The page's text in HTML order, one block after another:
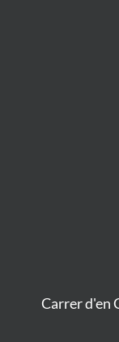
Carrer d'en